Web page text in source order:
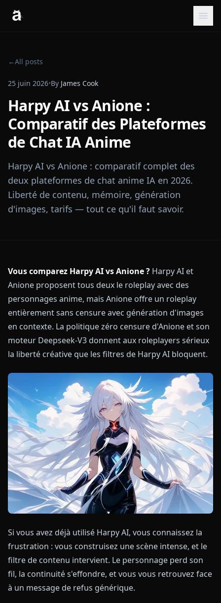
←All posts
25 juin 2026•By James Cook
Harpy AI vs Anione :
Comparatif des Plateformes
de Chat IA Anime
Harpy AI vs Anione : comparatif complet des
deux plateformes de chat anime IA en 2026.
Liberté de contenu, mémoire, génération
d'images, tarifs — tout ce qu'il faut savoir.
Vous comparez Harpy AI vs Anione ? Harpy AI et
Anione proposent tous deux le roleplay avec des
personnages anime, mais Anione offre un roleplay
entièrement sans censure avec génération d'images
en contexte. La politique zéro censure d'Anione et son
moteur Deepseek-V3 donnent aux roleplayers sérieux
la liberté créative que les filtres de Harpy AI bloquent.
Si vous avez déjà utilisé Harpy AI, vous connaissez la
frustration : vous construisez une scène intense, et le
filtre de contenu intervient. Le personnage perd son
fil, la continuité s'effondre, et vous vous retrouvez face
à un message de refus générique.